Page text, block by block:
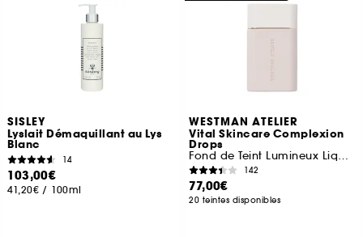
SISLEY
Lyslait Démaquillant au Lys
Blanc
14
103,00€
41,20€ / 100ml
WESTMAN ATELIER
Vital Skincare Complexion
Drops
Fond de Teint Lumineux Liquide
142
77,00€
20 teintes disponibles